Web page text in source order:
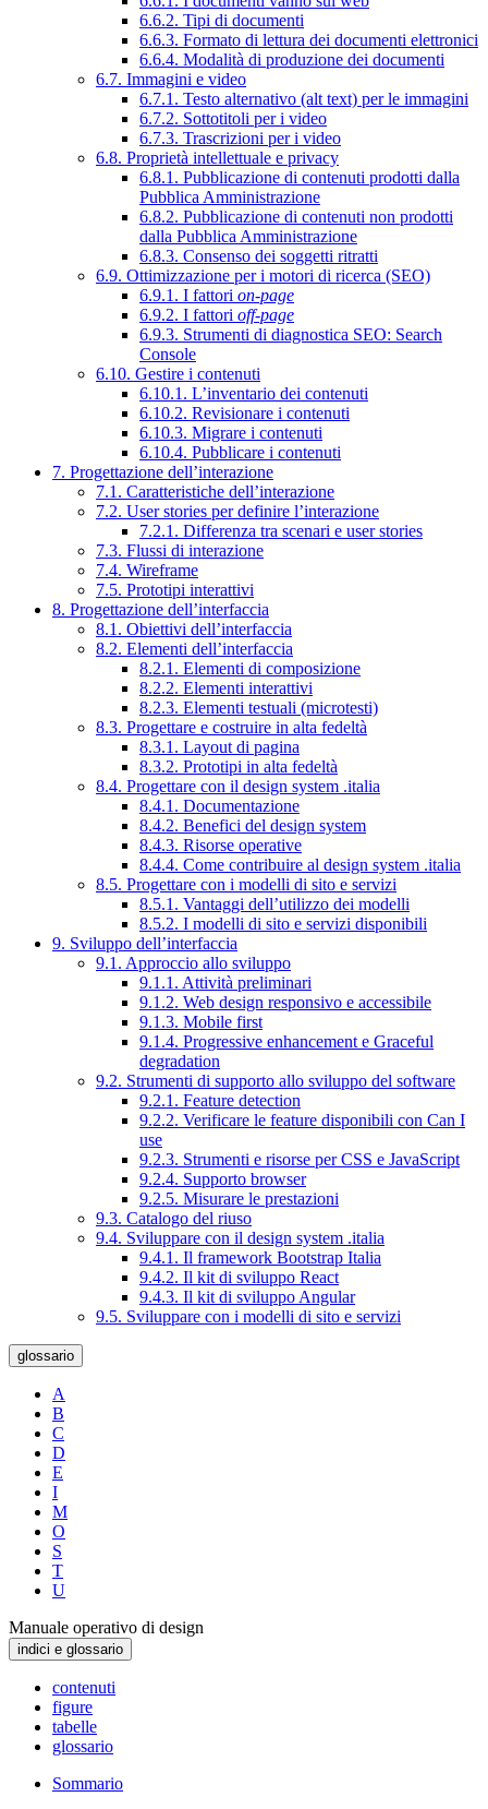
6.6.2. Tipi di documenti
6.6.3. Formato di lettura dei documenti elettronici
6.6.4. Modalità di produzione dei documenti
6.7. Immagini e video
6.7.1. Testo alternativo (alt text) per le immagini
6.7.2. Sottotitoli per i video
6.7.3. Trascrizioni per i video
6.8. Proprietà intellettuale e privacy
6.8.1. Pubblicazione di contenuti prodotti dalla
Pubblica Amministrazione
6.8.2. Pubblicazione di contenuti non prodotti
dalla Pubblica Amministrazione
6.8.3. Consenso dei soggetti ritratti
6.9. Ottimizzazione per i motori di ricerca (SEO)
6.9.1. I fattori on-page
6.9.2. I fattori off-page
6.9.3. Strumenti di diagnostica SEO: Search
Console
6.10. Gestire i contenuti
6.10.1. L’inventario dei contenuti
6.10.2. Revisionare i contenuti
6.10.3. Migrare i contenuti
6.10.4. Pubblicare i contenuti
7. Progettazione dell’interazione
7.1. Caratteristiche dell’interazione
7.2. User stories per definire l’interazione
7.2.1. Differenza tra scenari e user stories
7.3. Flussi di interazione
7.4. Wireframe
7.5. Prototipi interattivi
8. Progettazione dell’interfaccia
8.1. Obiettivi dell’interfaccia
8.2. Elementi dell’interfaccia
8.2.1. Elementi di composizione
8.2.2. Elementi interattivi
8.2.3. Elementi testuali (microtesti)
8.3. Progettare e costruire in alta fedeltà
8.3.1. Layout di pagina
8.3.2. Prototipi in alta fedeltà
8.4. Progettare con il design system .italia
8.4.1. Documentazione
8.4.2. Benefici del design system
8.4.3. Risorse operative
8.4.4. Come contribuire al design system .italia
8.5. Progettare con i modelli di sito e servizi
8.5.1. Vantaggi dell’utilizzo dei modelli
8.5.2. I modelli di sito e servizi disponibili
9. Sviluppo dell’interfaccia
9.1. Approccio allo sviluppo
9.1.1. Attività preliminari
9.1.2. Web design responsivo e accessibile
9.1.3. Mobile first
9.1.4. Progressive enhancement e Graceful
degradation
9.2. Strumenti di supporto allo sviluppo del software
9.2.1. Feature detection
9.2.2. Verificare le feature disponibili con Can I
use
9.2.3. Strumenti e risorse per CSS e JavaScript
9.2.4. Supporto browser
9.2.5. Misurare le prestazioni
9.3. Catalogo del riuso
9.4. Sviluppare con il design system .italia
9.4.1. Il framework Bootstrap Italia
9.4.2. Il kit di sviluppo React
9.4.3. Il kit di sviluppo Angular
9.5. Sviluppare con i modelli di sito e servizi
glossario
A
B
C
D
E
I
M
O
S
T
U
Manuale operativo di design
indici e glossario
contenuti
figure
tabelle
glossario
Sommario